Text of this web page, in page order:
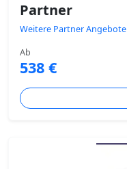
Partner
Weitere Partner Angebote
Ab
538 €